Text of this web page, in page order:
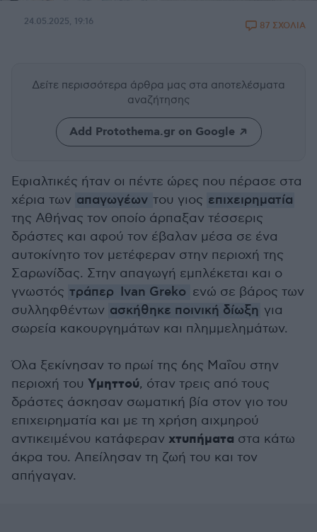
24.05.2025, 19:16 87 ΣΧΟΛΙΑ
Δείτε περισσότερα άρθρα μας στα αποτελέσματα
αναζήτησης
Add Protothema.gr on Google
Εφιαλτικές ήταν οι πέντε ώρες που πέρασε στα
χέρια των απαγωγέων του γιος επιχειρηματία
της Αθήνας τον οποίο άρπαξαν τέσσερις
δράστες και αφού τον έβαλαν μέσα σε ένα
αυτοκίνητο τον μετέφεραν στην περιοχή της
Σαρωνίδας. Στην απαγωγή εμπλέκεται και ο
γνωστός τράπερ Ivan Greko ενώ σε βάρος των
συλληφθέντων ασκήθηκε ποινική δίωξη για
σωρεία κακουργημάτων και πλημμελημάτων.
Όλα ξεκίνησαν το πρωί της 6ης Μαΐου στην
περιοχή του Υμηττού, όταν τρεις από τους
δράστες άσκησαν σωματική βία στον γιο του
επιχειρηματία και με τη χρήση αιχμηρού
αντικειμένου κατάφεραν χτυπήματα στα κάτω
άκρα του. Απείλησαν τη ζωή του και τον
απήγαγαν.